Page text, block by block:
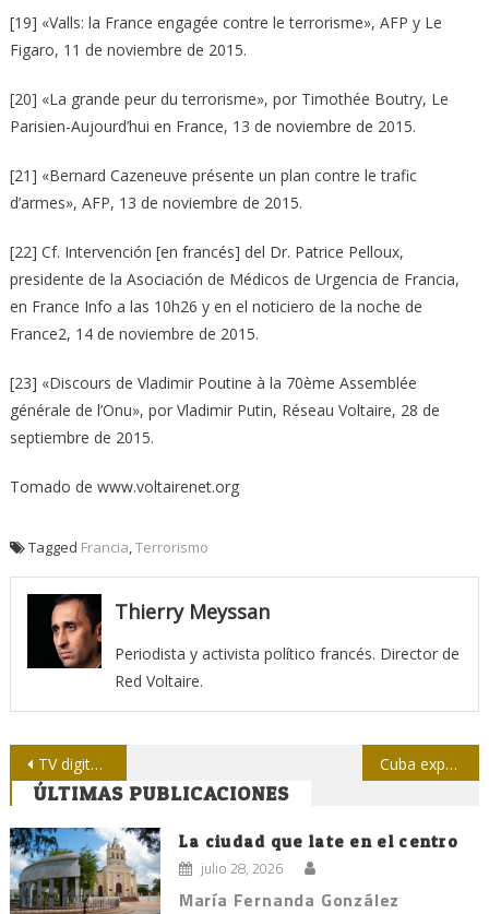
[19] «Valls: la France engagée contre le terrorisme», AFP y Le
Figaro, 11 de noviembre de 2015.
[20] «La grande peur du terrorisme», por Timothée Boutry, Le
Parisien-Aujourd’hui en France, 13 de noviembre de 2015.
[21] «Bernard Cazeneuve présente un plan contre le trafic
d’armes», AFP, 13 de noviembre de 2015.
[22] Cf. Intervención [en francés] del Dr. Patrice Pelloux,
presidente de la Asociación de Médicos de Urgencia de Francia,
en France Info a las 10h26 y en el noticiero de la noche de
France2, 14 de noviembre de 2015.
[23] «Discours de Vladimir Poutine à la 70ème Assemblée
générale de l’Onu», por Vladimir Putin, Réseau Voltaire, 28 de
septiembre de 2015.
Tomado de www.voltairenet.org
Tagged Francia,Terrorismo
Thierry Meyssan
Periodista y activista político francés. Director de
Red Voltaire.
Navegación
de
entradas
TV digital en Cuba: adiós al silencio, quejas, inversiones y perspectivas Cuba expresa condolencias a Líbano por atentado en Beirut
ÚLTIMAS PUBLICACIONES
La ciudad que late en el centro
julio 28, 2026
María Fernanda González